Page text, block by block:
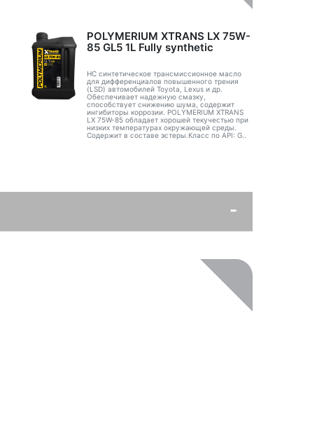
POLYMERIUM XTRANS LX 75W-
85 GL5 1L Fully synthetic
НС синтетическое трансмиссионное масло
для дифференциалов повышенного трения
(LSD) автомобилей Toyota, Lexus и др.
Обеспечивает надежную смазку,
способствует снижению шума, содержит
ингибиторы коррозии. POLYMERIUM XTRANS
LX 75W-85 обладает хорошей текучестью при
низких температурах окружающей среды.
Содержит в составе эстеры.Класс по API: G..